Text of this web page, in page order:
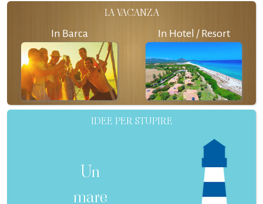
LA VACANZA
In Barca In Hotel / Resort
IDEE PER STUPIRE
Un
mare